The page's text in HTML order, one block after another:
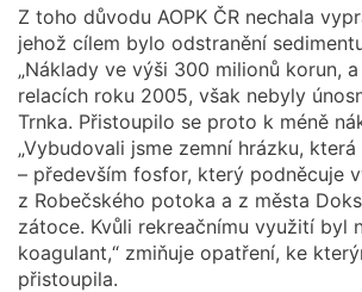
Z toho důvodu AOPK ČR nechala
jehož cílem bylo odstranění
„Náklady ve výši 300 milionů korun,
relacích roku 2005, však nebyly
Trnka. Přistoupilo se proto k méně
„Vybudovali jsme zemní hrázku,
– především fosfor, který podněcuje
z Robečského potoka a z města
zátoce. Kvůli rekreačnímu využití byl
koagulant,“ zmiňuje opatření, ke
přistoupila.